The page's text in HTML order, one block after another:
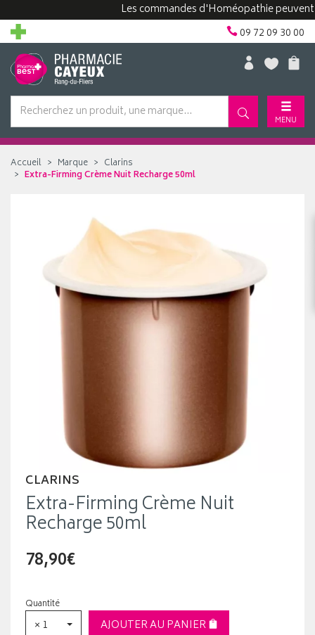
Les commandes d'Homéopathie peuvent
09 72 09 30 00
MENU
Accueil Marque
Clarins
Extra-Firming Crème Nuit Recharge 50ml
CLARINS
Extra-Firming Crème Nuit
Recharge 50ml
78,90€
Quantité
× 1
AJOUTER AU PANIER